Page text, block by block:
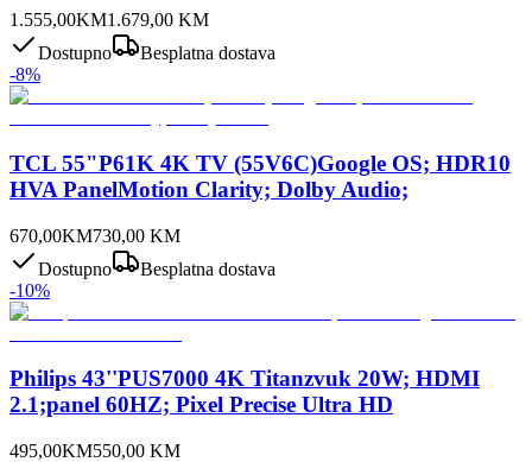
1.555,00KM1.679,00 KM
Dostupno
Besplatna dostava
-8%
TCL 55"P61K 4K TV (55V6C)Google OS; HDR10
HVA PanelMotion Clarity; Dolby Audio;
670,00KM730,00 KM
Dostupno
Besplatna dostava
-10%
Philips 43''PUS7000 4K Titanzvuk 20W; HDMI
2.1;panel 60HZ; Pixel Precise Ultra HD
495,00KM550,00 KM